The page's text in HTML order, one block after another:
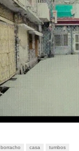
borracho casa tumbos